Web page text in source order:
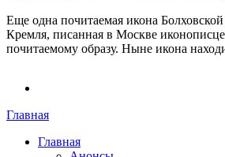
Еще одна почитаемая икона
Кремля, писанная в Москве
почитаемому об­разу. Ныне икона
Вы здесь
Главная
Главная